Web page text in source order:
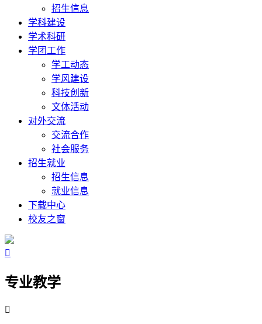
招生信息
学科建设
学术科研
学团工作
学工动态
学风建设
科技创新
文体活动
对外交流
交流合作
社会服务
招生就业
招生信息
就业信息
下载中心
校友之窗

专业教学
